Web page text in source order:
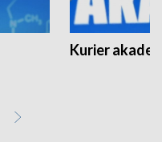
Kurier